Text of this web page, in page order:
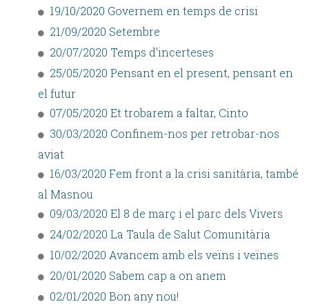
19/10/2020 Governem en temps de crisi
21/09/2020 Setembre
20/07/2020 Temps d'incerteses
25/05/2020 Pensant en el present, pensant en
el futur
07/05/2020 Et trobarem a faltar, Cinto
30/03/2020 Confinem-nos per retrobar-nos
aviat
16/03/2020 Fem front a la crisi sanitària, també
al Masnou
09/03/2020 El 8 de març i el parc dels Vivers
24/02/2020 La Taula de Salut Comunitària
10/02/2020 Avancem amb els veïns i veïnes
20/01/2020 Sabem cap a on anem
02/01/2020 Bon any nou!